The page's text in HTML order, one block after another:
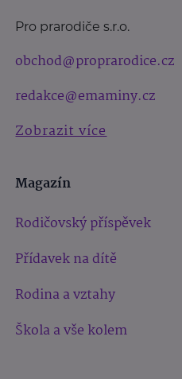
Pro prarodiče s.r.o.
obchod@proprarodice.cz
redakce@emaminy.cz
Zobrazit více
Magazín
Rodičovský příspěvek
Přídavek na dítě
Rodina a vztahy
Škola a vše kolem